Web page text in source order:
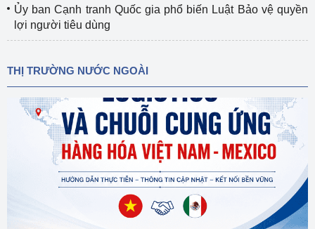
Ủy ban Cạnh tranh Quốc gia phổ biến Luật Bảo vệ quyền
lợi người tiêu dùng
THỊ TRƯỜNG NƯỚC NGOÀI